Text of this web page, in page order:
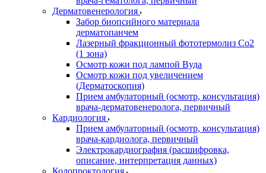
Дерматовенерология
Забор биопсийного материала
дерматопанчем
Лазерный фракционный фототермолиз Со2
(1 зона)
Осмотр кожи под лампой Вуда
Осмотр кожи под увеличением
(Дерматоскопия)
Прием амбулаторный (осмотр, консультация)
врача-дерматовенеролога, первичный
Кардиология
Прием амбулаторный (осмотр, консультация)
врача-кардиолога, первичный
Электрокардиография (расшифровка,
описание, интерпретация данных)
Колопроктология